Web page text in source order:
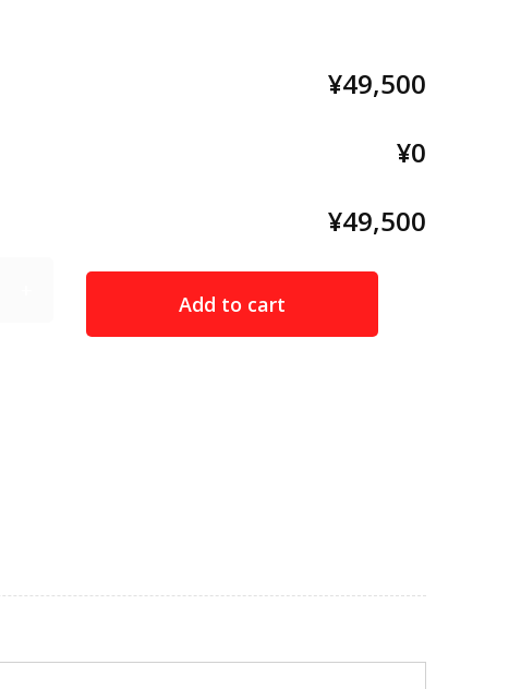
¥49,500
¥0
¥49,500
Add to cart